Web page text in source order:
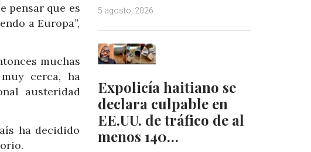
pensar que es
a Europa”,
muchas
cerca, ha
austeridad
ha decidido
5 agosto, 2026
Expolicía haitiano se
declara culpable en
EE.UU. de tráfico de al
menos 140…